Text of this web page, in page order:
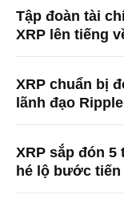
Tập đoàn tài
XRP lên tiếng
XRP chuẩn bị
lãnh đạo
XRP sắp đón
hé lộ bước